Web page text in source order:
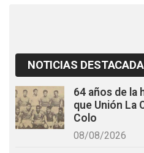
NOTICIAS
64 años de la
que Unión La
Colo
08/08/2026